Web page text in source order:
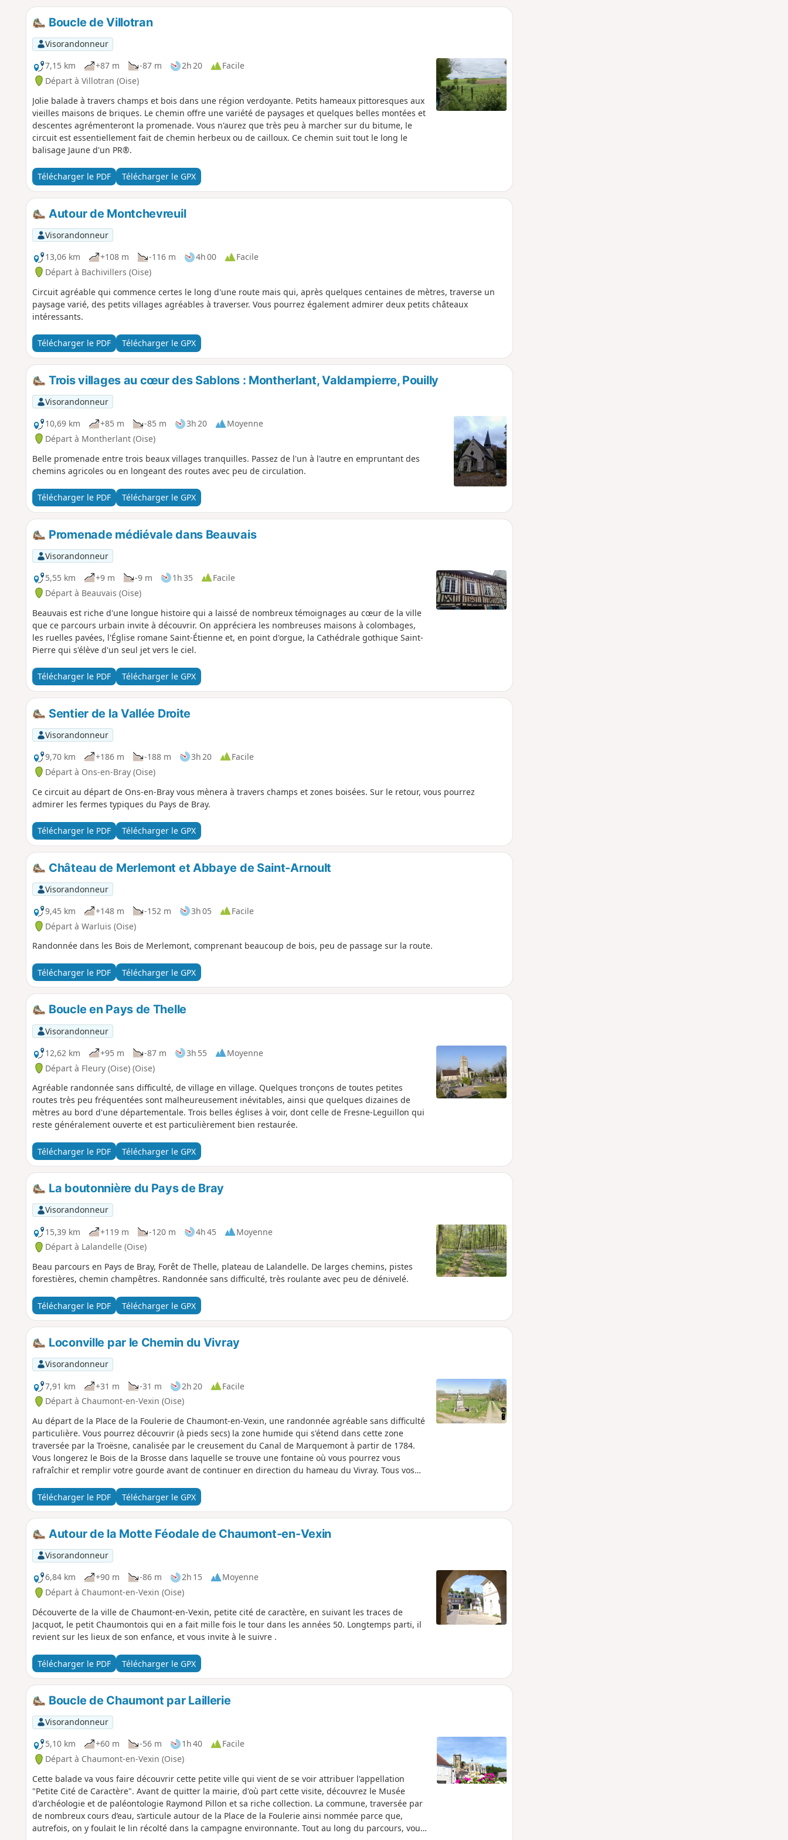
Boucle de Villotran
Visorandonneur
7,15 km
+87 m -87 m 2h 20
Facile
Départ à Villotran (Oise)
Jolie balade à travers champs et bois dans une région verdoyante. Petits hameaux pittoresques aux
vieilles maisons de briques. Le chemin offre une variété de paysages et quelques belles montées et
descentes agrémenteront la promenade. Vous n'aurez que très peu à marcher sur du bitume, le
circuit est essentiellement fait de chemin herbeux ou de cailloux. Ce chemin suit tout le long le
balisage Jaune d'un PR®.
Télécharger le PDF Télécharger le GPX
Autour de Montchevreuil
Visorandonneur
13,06 km
+108 m -116 m 4h 00
Facile
Départ à Bachivillers (Oise)
Circuit agréable qui commence certes le long d'une route mais qui, après quelques centaines de mètres, traverse un
paysage varié, des petits villages agréables à traverser. Vous pourrez également admirer deux petits châteaux
intéressants.
Télécharger le PDF Télécharger le GPX
Trois villages au cœur des Sablons : Montherlant, Valdampierre, Pouilly
Visorandonneur
10,69 km
+85 m -85 m 3h 20
Moyenne
Départ à Montherlant (Oise)
Belle promenade entre trois beaux villages tranquilles. Passez de l'un à l'autre en empruntant des
chemins agricoles ou en longeant des routes avec peu de circulation.
Télécharger le PDF Télécharger le GPX
Promenade médiévale dans Beauvais
Visorandonneur
5,55 km
+9 m -9 m 1h 35
Facile
Départ à Beauvais (Oise)
Beauvais est riche d'une longue histoire qui a laissé de nombreux témoignages au cœur de la ville
que ce parcours urbain invite à découvrir. On appréciera les nombreuses maisons à colombages,
les ruelles pavées, l'Église romane Saint-Étienne et, en point d'orgue, la Cathédrale gothique Saint-
Pierre qui s'élève d'un seul jet vers le ciel.
Télécharger le PDF Télécharger le GPX
Sentier de la Vallée Droite
Visorandonneur
9,70 km
+186 m -188 m 3h 20
Facile
Départ à Ons-en-Bray (Oise)
Ce circuit au départ de Ons-en-Bray vous mènera à travers champs et zones boisées. Sur le retour, vous pourrez
admirer les fermes typiques du Pays de Bray.
Télécharger le PDF Télécharger le GPX
Château de Merlemont et Abbaye de Saint-Arnoult
Visorandonneur
9,45 km
+148 m -152 m 3h 05
Facile
Départ à Warluis (Oise)
Randonnée dans les Bois de Merlemont, comprenant beaucoup de bois, peu de passage sur la route.
Télécharger le PDF Télécharger le GPX
Boucle en Pays de Thelle
Visorandonneur
12,62 km
+95 m -87 m 3h 55
Moyenne
Départ à Fleury (Oise) (Oise)
Agréable randonnée sans difficulté, de village en village. Quelques tronçons de toutes petites
routes très peu fréquentées sont malheureusement inévitables, ainsi que quelques dizaines de
mètres au bord d'une départementale. Trois belles églises à voir, dont celle de Fresne-Leguillon qui
reste généralement ouverte et est particulièrement bien restaurée.
Télécharger le PDF Télécharger le GPX
La boutonnière du Pays de Bray
Visorandonneur
15,39 km
+119 m -120 m 4h 45
Moyenne
Départ à Lalandelle (Oise)
Beau parcours en Pays de Bray, Forêt de Thelle, plateau de Lalandelle. De larges chemins, pistes
forestières, chemin champêtres. Randonnée sans difficulté, très roulante avec peu de dénivelé.
Télécharger le PDF Télécharger le GPX
Loconville par le Chemin du Vivray
Visorandonneur
7,91 km
+31 m -31 m 2h 20
Facile
Départ à Chaumont-en-Vexin (Oise)
Au départ de la Place de la Foulerie de Chaumont-en-Vexin, une randonnée agréable sans difficulté
particulière. Vous pourrez découvrir (à pieds secs) la zone humide qui s'étend dans cette zone
traversée par la Troësne, canalisée par le creusement du Canal de Marquemont à partir de 1784.
Vous longerez le Bois de la Brosse dans laquelle se trouve une fontaine où vous pourrez vous
rafraîchir et remplir votre gourde avant de continuer en direction du hameau du Vivray. Tous vos
Loconville, vous pourrez voir l'église dans laquelle se sont mariés Sylvie Vartan et Johnny Halliday.
Votre itinéraire vous fera revenir ensuite par le château de Rebetz et de son magnifique golf.
Télécharger le PDF Télécharger le GPX
Autour de la Motte Féodale de Chaumont-en-Vexin
Visorandonneur
6,84 km
+90 m -86 m 2h 15
Moyenne
Départ à Chaumont-en-Vexin (Oise)
Découverte de la ville de Chaumont-en-Vexin, petite cité de caractère, en suivant les traces de
Jacquot, le petit Chaumontois qui en a fait mille fois le tour dans les années 50. Longtemps parti, il
revient sur les lieux de son enfance, et vous invite à le suivre .
Télécharger le PDF Télécharger le GPX
Boucle de Chaumont par Laillerie
Visorandonneur
5,10 km
+60 m -56 m 1h 40
Facile
Départ à Chaumont-en-Vexin (Oise)
Cette balade va vous faire découvrir cette petite ville qui vient de se voir attribuer l'appellation
"Petite Cité de Caractère". Avant de quitter la mairie, d'où part cette visite, découvrez le Musée
d'archéologie et de paléontologie Raymond Pillon et sa riche collection. La commune, traversée par
de nombreux cours d’eau, s’articule autour de la Place de la Foulerie ainsi nommée parce que,
autrefois, on y foulait le lin récolté dans la campagne environnante. Tout au long du parcours, vous